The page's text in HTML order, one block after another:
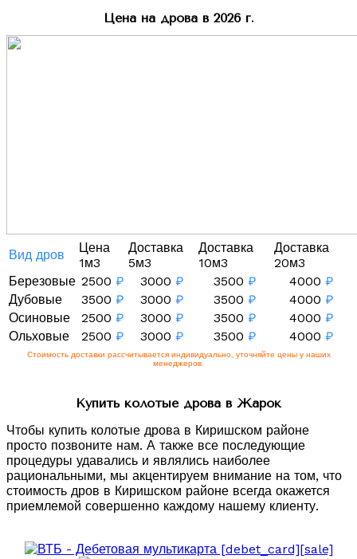
Цена на дрова в 2026 г.
Вид дров
Цена
1м3
Доставка
5м3
Доставка
10м3
Доставка
20м3
Березовые 2500 ₽ 3000 ₽ 3500 ₽ 4000 ₽
Дубовые
3500 ₽ 3000 ₽ 3500 ₽ 4000 ₽
Осиновые
2500 ₽ 3000 ₽ 3500 ₽ 4000 ₽
Ольховые
2500 ₽ 3000 ₽ 3500 ₽ 4000 ₽
Стоимость доставки рассчитывается индивидуально, уточняйте цены у наших
менеджеров.
Купить колотые дрова в Жарок
Чтобы купить колотые дрова в Киришском районе
просто позвоните нам. А также все последующие
процедуры удавались и являлись наиболее
рациональными, мы акцентируем внимание на том, что
стоимость дров в Киришском районе всегда окажется
приемлемой совершенно каждому нашему клиенту.